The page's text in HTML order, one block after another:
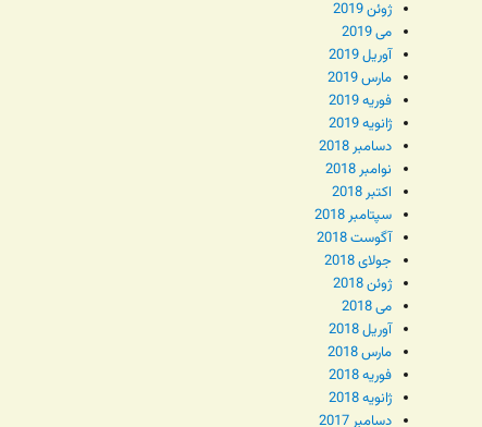
ژوئن 2019
می 2019
آوریل 2019
مارس 2019
فوریه 2019
ژانویه 2019
دسامبر 2018
نوامبر 2018
اکتبر 2018
سپتامبر 2018
آگوست 2018
جولای 2018
ژوئن 2018
می 2018
آوریل 2018
مارس 2018
فوریه 2018
ژانویه 2018
دسامبر 2017